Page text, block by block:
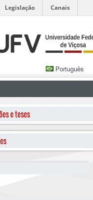
Legislação Canais
Português
e teses